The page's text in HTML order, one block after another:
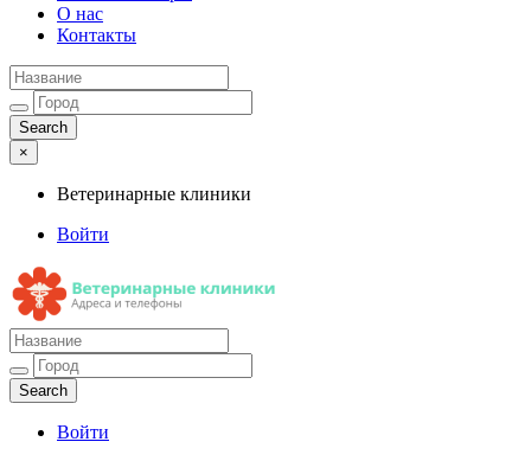
О нас
Контакты
×
Ветеринарные клиники
Войти
Ветеринарные клиники
Адреса и телефоны
Войти